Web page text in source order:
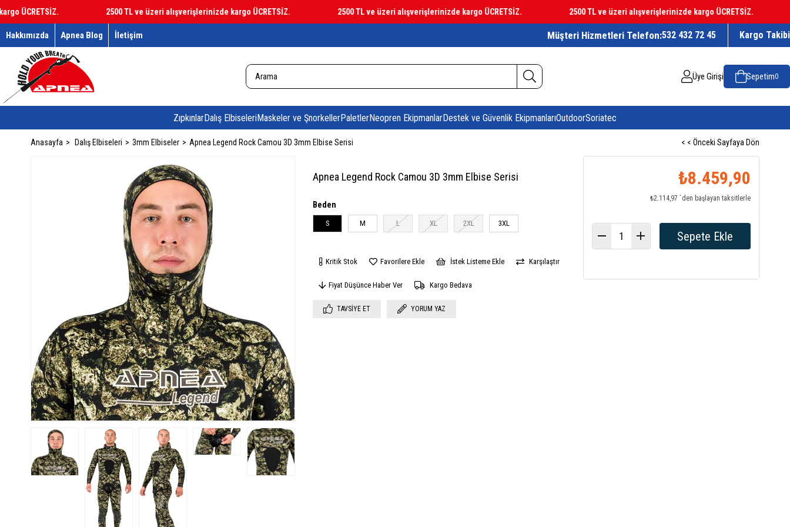
2500 TL ve üzeri alışverişlerinizde kargo ÜCRETSİZ. 2500 TL ve üzeri alışverişlerinizde kargo ÜCRETSİZ. 2500 TL ve üzeri alışverişlerinizde kargo ÜCRETSİZ.
Hakkımızda Apnea Blog İletişim Müşteri Hizmetleri Telefon:532 432 72 45 Kargo Takibi
Üye Girişi Sepetim0
ZıpkınlarDalış ElbiseleriMaskeler ve ŞnorkellerPaletlerNeopren EkipmanlarDestek ve Güvenlik EkipmanlarıOutdoorSoriatec
Anasayfa Dalış Elbiseleri 3mm Elbiseler Apnea Legend Rock Camou 3D 3mm Elbise Serisi < < Önceki Sayfaya Dön
Apnea Legend Rock Camou 3D 3mm Elbise Serisi
Beden
S M L XL 2XL 3XL
Kritik Stok Favorilere Ekle İstek Listeme Ekle Karşılaştır
Fiyat Düşünce Haber Ver Kargo Bedava
TAVSIYE ET YORUM YAZ
₺8.459,90
₺2.114,97 `den başlayan taksitlerle